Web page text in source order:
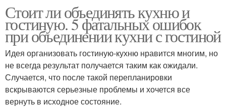
Стоит ли объединять кухню и
гостиную. 5 фатальных ошибок
при объединении кухни с гостиной
Идея организовать гостиную-кухню нравится многим, но
не всегда результат получается таким как ожидали.
Случается, что после такой перепланировки
вскрываются серьезные проблемы и хочется все
вернуть в исходное состояние.